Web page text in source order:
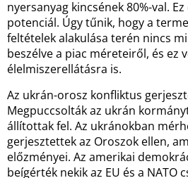
nyersanyag kincsének 80%-val.
potenciál. Úgy tűnik, hogy a
feltételek alakulása terén nincs
beszélve a piac méreteiről, és ez
élelmiszerellátásra is.
Az ukrán-orosz konfliktus
Megpuccsolták az ukrán
állítottak fel. Az ukránokban
gerjesztettek az Oroszok ellen,
előzményei. Az amerikai
beígérték nekik az EU és a NATO